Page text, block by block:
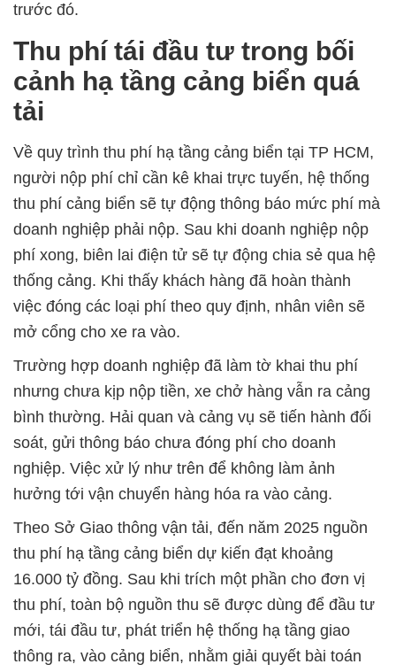
trước đó.
Thu phí tái đầu tư trong bối
cảnh hạ tầng cảng biển quá
tải
Về quy trình thu phí hạ tầng cảng biển tại TP HCM,
người nộp phí chỉ cần kê khai trực tuyến, hệ thống
thu phí cảng biển sẽ tự động thông báo mức phí mà
doanh nghiệp phải nộp. Sau khi doanh nghiệp nộp
phí xong, biên lai điện tử sẽ tự động chia sẻ qua hệ
thống cảng. Khi thấy khách hàng đã hoàn thành
việc đóng các loại phí theo quy định, nhân viên sẽ
mở cổng cho xe ra vào.
Trường hợp doanh nghiệp đã làm tờ khai thu phí
nhưng chưa kịp nộp tiền, xe chở hàng vẫn ra cảng
bình thường. Hải quan và cảng vụ sẽ tiến hành đối
soát, gửi thông báo chưa đóng phí cho doanh
nghiệp. Việc xử lý như trên để không làm ảnh
hưởng tới vận chuyển hàng hóa ra vào cảng.
Theo Sở Giao thông vận tải, đến năm 2025 nguồn
thu phí hạ tầng cảng biển dự kiến đạt khoảng
16.000 tỷ đồng. Sau khi trích một phần cho đơn vị
thu phí, toàn bộ nguồn thu sẽ được dùng để đầu tư
mới, tái đầu tư, phát triển hệ thống hạ tầng giao
thông ra, vào cảng biển, nhằm giải quyết bài toán